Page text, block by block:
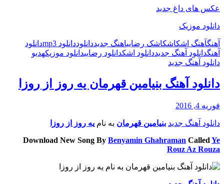
عکس های داغ جدید
دانلود موزیک
آهنگآهنگ اشکاشکاشک رضاییاهنگ جدیددانلوددانلود mp3
دانلود
آهنگدانلود آهنگ جدیددانلود اشکدانلود رضاییدانلود موزیکهدیو
دانلود آهنگ جدید
دانلود آهنگ بنیامین قهرمان یه روز از روزا
فوریه 4, 2016
دانلود آهنگ جدید بنیامین قهرمان به نام یه روز از روزا
Download New Song By Benyamin Ghahraman Called Ye
Rouz Az Rouza